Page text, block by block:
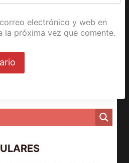
electrónico y web en
la próxima vez que comente.